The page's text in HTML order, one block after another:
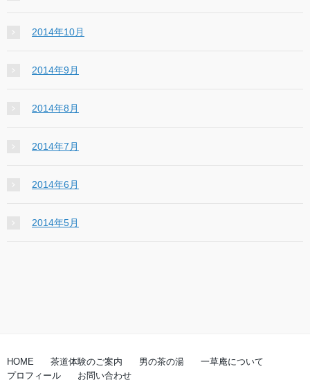
2014年10月
2014年9月
2014年8月
2014年7月
2014年6月
2014年5月
HOME 茶道体験のご案内 男の茶の湯
一草庵について
プロフィール
お問い合わせ